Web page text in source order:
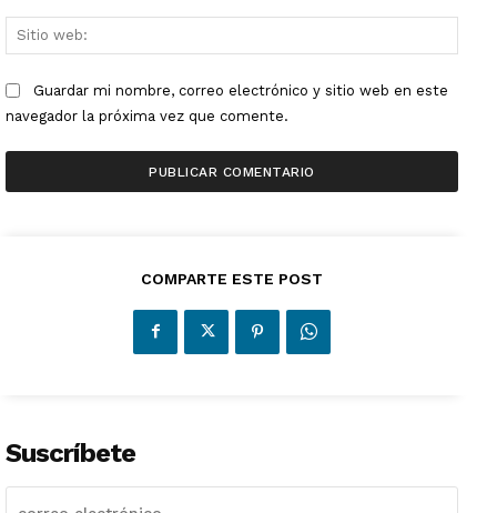
web:
Guardar mi nombre, correo electrónico y sitio web en este
navegador la próxima vez que comente.
COMPARTE ESTE POST
Suscríbete